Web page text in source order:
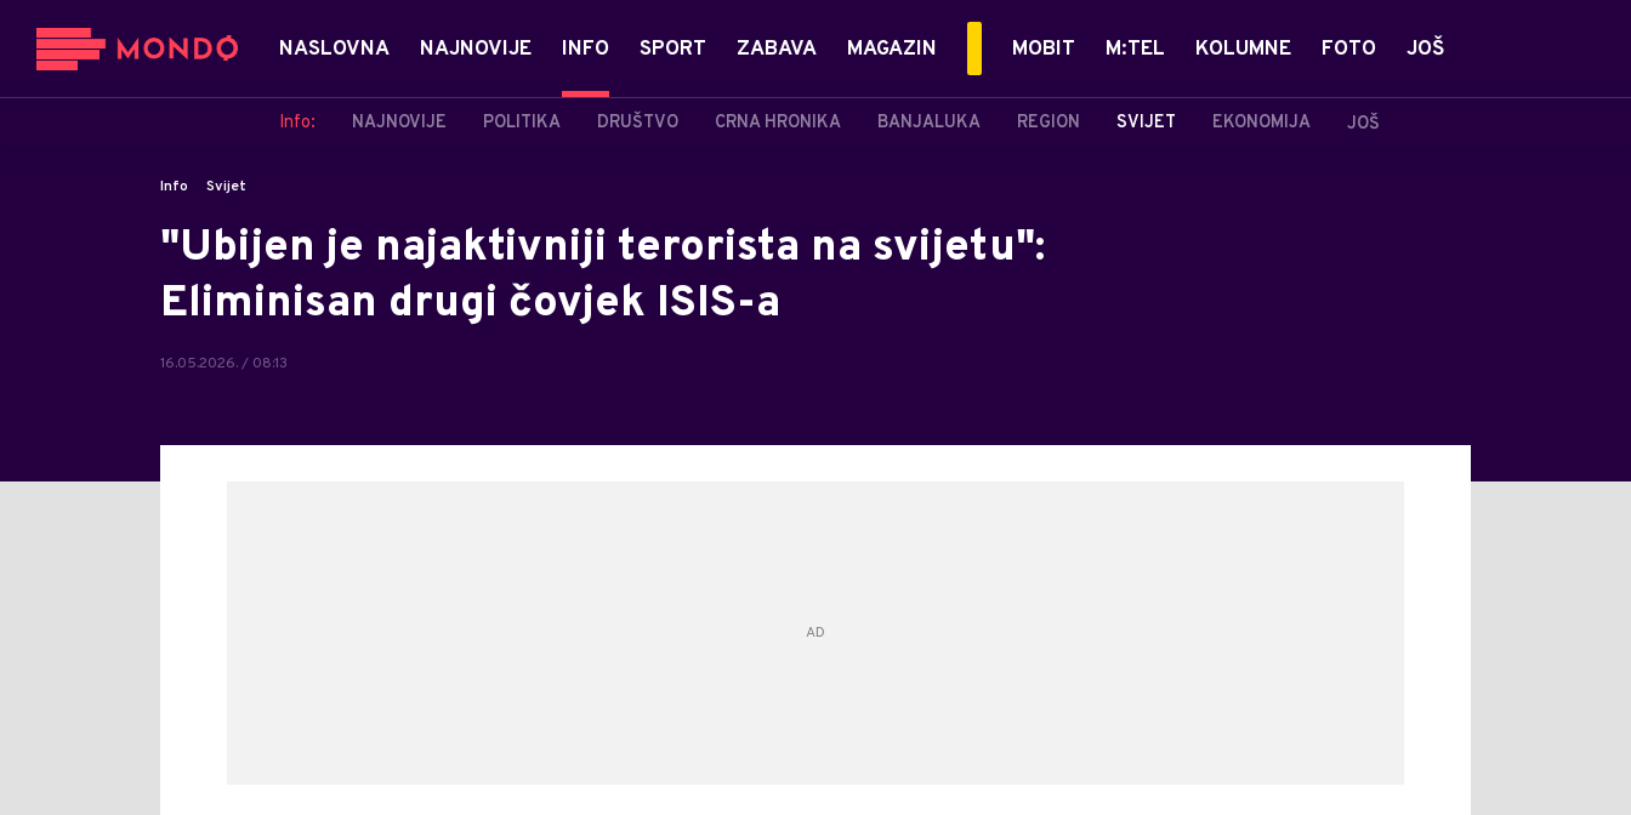
NASLOVNA NAJNOVIJE INFO
Info: NAJNOVIJE POLITIKA DRUŠTVO CRNA HRONIKA BANJALUKA REGION SVIJET EKONOMIJA JOŠ
SPORT ZABAVA MAGAZIN MOBIT M:TEL KOLUMNE FOTO JOŠ
Info Svijet
"Ubijen je najaktivniji terorista na svijetu":
Eliminisan drugi čovjek ISIS-a
16.05.2026. / 08:13